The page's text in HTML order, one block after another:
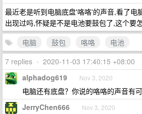
最近老是听到电脑底盘'咯咯'的声音,看了电
出现过吗,怀疑是不是电池要鼓包了,这个要
电脑
鼓包 咯咯
电池
7 replies • 2020-11-03 17:40:15 +08:00
alphadog619 Nov 3, 2020
电脑还有底盘？你说的咯咯的声音有
JerryChen666 Nov 3, 2020